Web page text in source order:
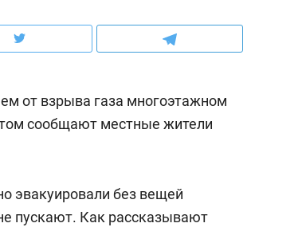
от взрыва газа многоэтажном
сообщают местные жители
эвакуировали без вещей
пускают. Как рассказывают
«Фороса»:
Рекомендуем
Дизайнер-прораб
для меня это